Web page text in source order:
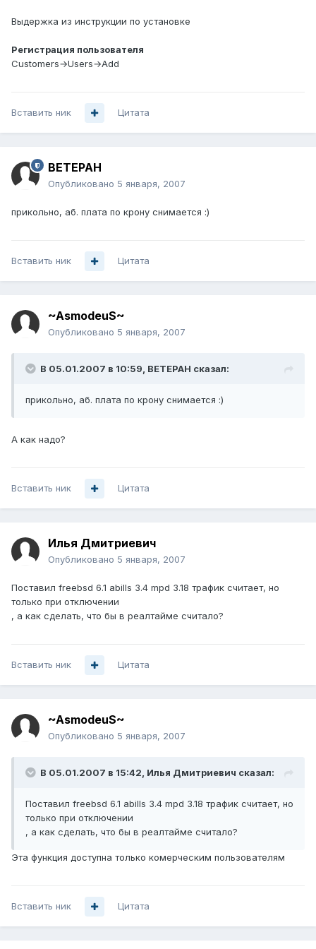
Выдержка из инструкции по установке
Регистрация пользователя
Customers→Users→Add
Вставить ник Цитата
BETEPAH
Опубликовано 5 января, 2007
прикольно, аб. плата по крону снимается :)
Вставить ник Цитата
~AsmodeuS~
Опубликовано 5 января, 2007
В 05.01.2007 в 10:59, BETEPAH сказал:
прикольно, аб. плата по крону снимается :)
А как надо?
Вставить ник Цитата
Илья Дмитриевич
Опубликовано 5 января, 2007
Поставил freebsd 6.1 abills 3.4 mpd 3.18 трафик считает, но
только при отключении
, а как сделать, что бы в реалтайме считало?
Вставить ник Цитата
~AsmodeuS~
Опубликовано 5 января, 2007
В 05.01.2007 в 15:42, Илья Дмитриевич сказал:
Поставил freebsd 6.1 abills 3.4 mpd 3.18 трафик считает, но
только при отключении
, а как сделать, что бы в реалтайме считало?
Эта функция доступна только комерческим пользователям
Вставить ник Цитата